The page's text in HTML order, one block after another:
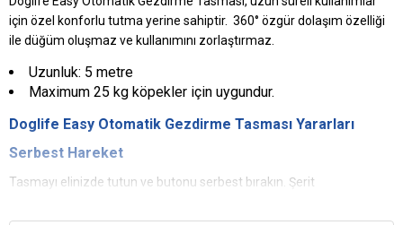
için özel konforlu tutma yerine sahiptir. 360° özgür dolaşım özelliği
ile düğüm oluşmaz ve kullanımını zorlaştırmaz.
Uzunluk: 5 metre
Maximum 25 kg köpekler için uygundur.
Doglife Easy Otomatik Gezdirme Tasması Yararları
Serbest Hareket
Tasmayı elinizde tutun ve butonu serbest bırakın. Şerit
serbestliğin tadını çıkarabilir.